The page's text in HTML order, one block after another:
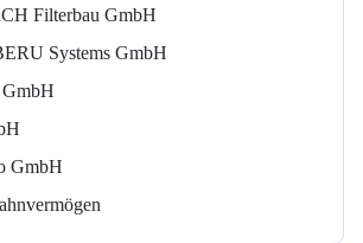
Filterbau GmbH
Systems GmbH
GmbH